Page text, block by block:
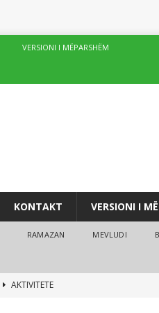
VERSIONI I MËPARSHËM
KONTAKT VERSIONI I
RAMAZAN MEVLUDI
AKTIVITETE